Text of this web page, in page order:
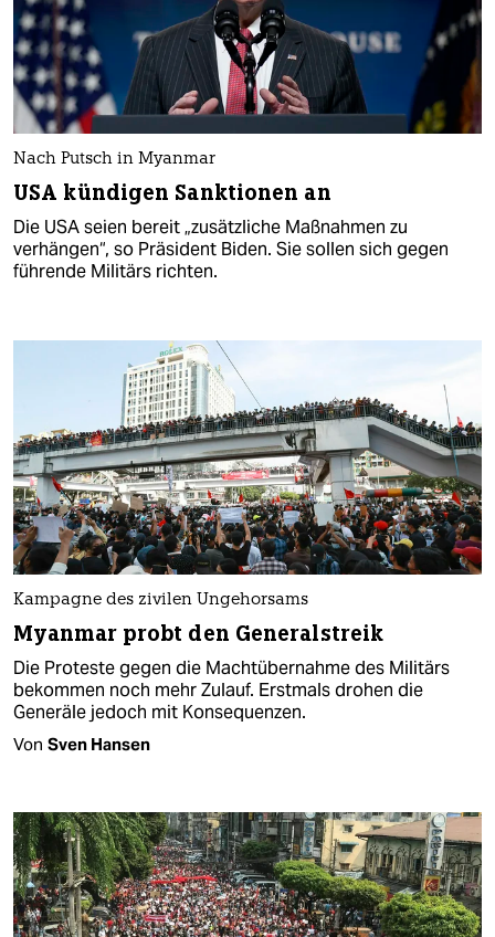
Nach Putsch in Myanmar
USA kündigen Sanktionen an
Die USA seien bereit „zusätzliche Maßnahmen zu
verhängen“, so Präsident Biden. Sie sollen sich gegen
führende Militärs richten.
Kampagne des zivilen Ungehorsams
Myanmar probt den Generalstreik
Die Proteste gegen die Machtübernahme des Militärs
bekommen noch mehr Zulauf. Erstmals drohen die
Generäle jedoch mit Konsequenzen.
Von Sven Hansen